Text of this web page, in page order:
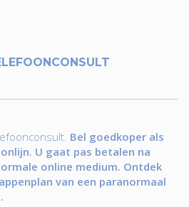
Bel goedkoper als
U gaat pas betalen na
online medium. Ontdek
van een paranormaal